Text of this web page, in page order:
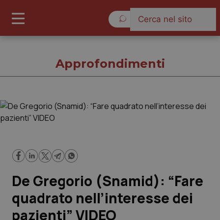
Governo e Parlamento
Regioni e Asl
Lavoro e Professioni
Approfondimenti
De Gregorio (Snamid): “Fare
quadrato nell’interesse dei
pazienti” VIDEO